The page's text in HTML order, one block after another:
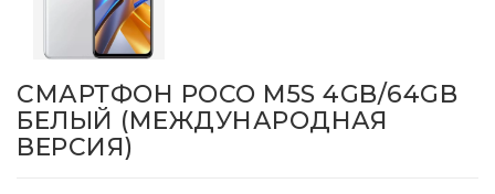
СМАРТФОН POCO M5S 4GB/64GB
БЕЛЫЙ (МЕЖДУНАРОДНАЯ
ВЕРСИЯ)